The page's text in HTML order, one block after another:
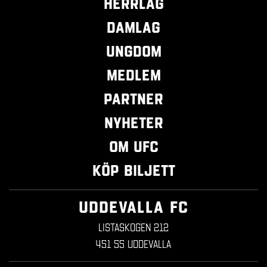
Herrlag
Damlag
Ungdom
Medlem
Partner
Nyheter
Om UFC
Köp biljett
UDDEVALLA FC
Listaskogen 212
451 55 Uddevalla